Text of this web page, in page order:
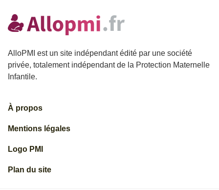
AlloPMI est un site indépendant édité par une société
privée, totalement indépendant de la Protection Maternelle
Infantile.
À propos
Mentions légales
Logo PMI
Plan du site